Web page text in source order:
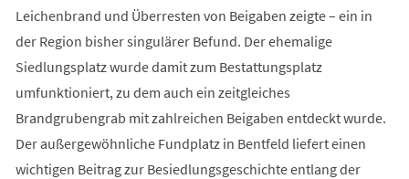
Leichenbrand und Überresten von Beigaben zeigte – ein in
der Region bisher singulärer Befund. Der ehemalige
Siedlungsplatz wurde damit zum Bestattungsplatz
umfunktioniert, zu dem auch ein zeitgleiches
Brandgrubengrab mit zahlreichen Beigaben entdeckt wurde.
Der außergewöhnliche Fundplatz in Bentfeld liefert einen
wichtigen Beitrag zur Besiedlungsgeschichte entlang der